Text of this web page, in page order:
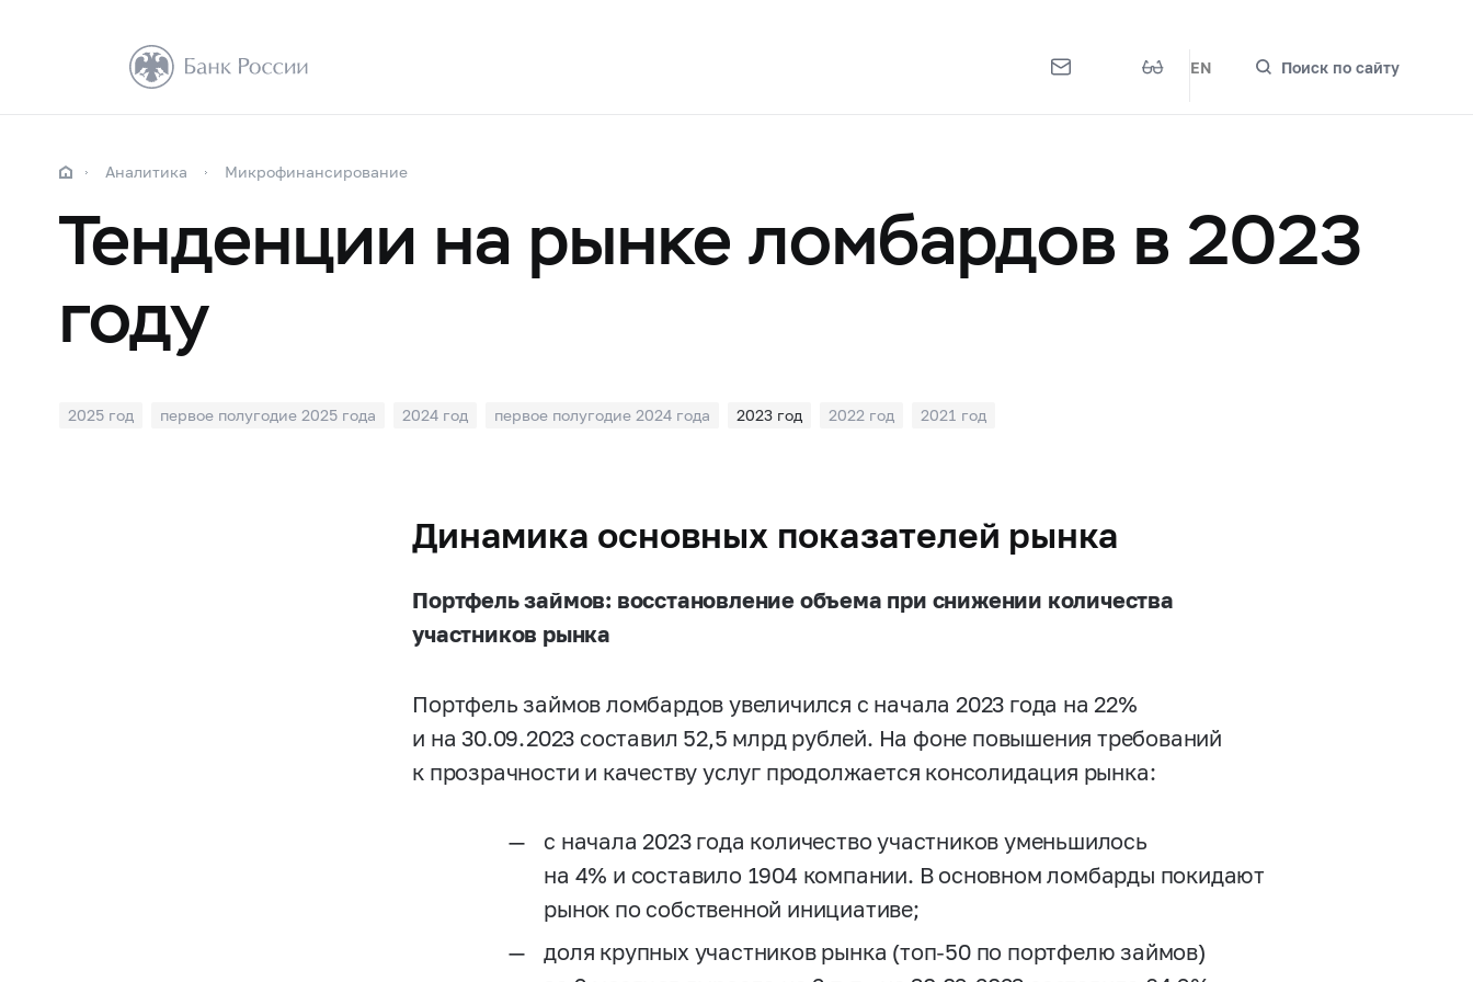
EN Поиск по сайту
Аналитика Микрофинансирование
Тенденции на рынке ломбардов в 2023
году
2025 год первое полугодие 2025 года 2024 год первое полугодие 2024 года 2023 год 2022 год 2021 год
Динамика основных показателей рынка
Портфель займов: восстановление объема при снижении количества
участников рынка
Портфель займов ломбардов увеличился с начала 2023 года на 22%
и на 30.09.2023 составил 52,5 млрд рублей. На фоне повышения требований
к прозрачности и качеству услуг продолжается консолидация рынка:
с начала 2023 года количество участников уменьшилось
на 4% и составило 1904 компании. В основном ломбарды покидают
рынок по собственной инициативе;
доля крупных участников рынка (топ-50 по портфелю займов)